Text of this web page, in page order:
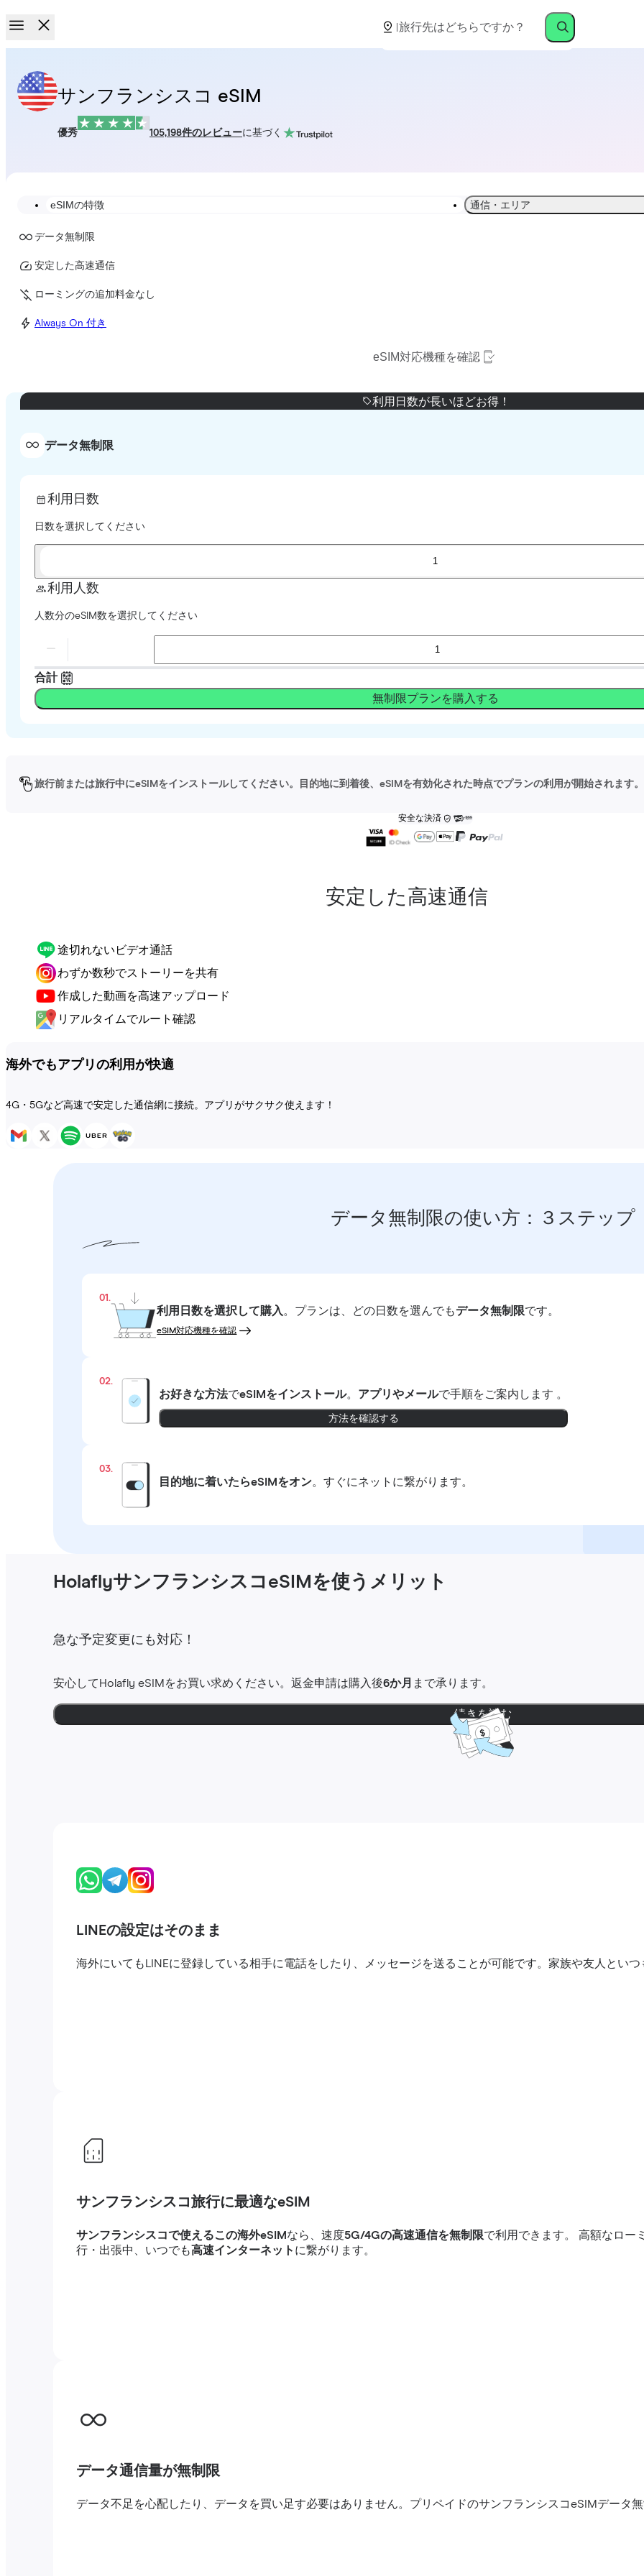
サンフランシスコ eSIM
優秀 105,198件のレビューに基づく
eSIMの特徴 通信・エリア
データ無制限
安定した高速通信
ローミングの追加料金なし
Always On 付き
eSIM対応機種を確認
利用日数が長いほどお得！
データ無制限
利用日数
日数を選択してください
1
利用人数
人数分のeSIM数を選択してください
合計
無制限プランを購入する
旅行前または旅行中にeSIMをインストールしてください。目的地に到着後、eSIMを有効化された時点でプランの利用が開始されます。
安全な決済
安定した高速通信
途切れないビデオ通話
わずか数秒でストーリーを共有
作成した動画を高速アップロード
リアルタイムでルート確認
海外でもアプリの利用が快適
4G・5Gなど高速で安定した通信網に接続。アプリがサクサク使えます！
データ無制限の使い方：３ステップ
01.
利用日数を選択して購入 。プランは、どの日数を選んでもデータ無制限です。
eSIM対応機種を確認
02.
お好きな方法でeSIMをインストール。 アプリやメールで手順をご案内します 。
方法を確認する
03.
目的地に着いたらeSIMをオン。すぐにネットに繋がります。
HolaflyサンフランシスコeSIMを使うメリット
急な予定変更にも対応！
安心してHolafly eSIMをお買い求めください。返金申請は購入後6か月 まで承ります。
続きを読む
LINEの設定はそのまま
海外にいてもLINEに登録している相手に電話をしたり、メッセージを送ることが可能です。家族や友人といつ
サンフランシスコ旅行に最適なeSIM
サンフランシスコで使えるこの海外eSIM なら、速度5G/4Gの高速通信を無制限で利用できます。 高額なロー
行・出張中、いつでも高速インターネット に繋がります。
データ通信量が無制限
データ不足を心配したり、データを買い足す必要はありません。プリペイドのサンフランシスコeSIMデータ